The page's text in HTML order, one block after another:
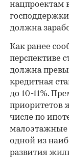
нацпроектам
должна
Как ранее
перспективе
должна
кредитная
до 10-11%.
приоритетов
числе по
малоэтажные
одной из
развития